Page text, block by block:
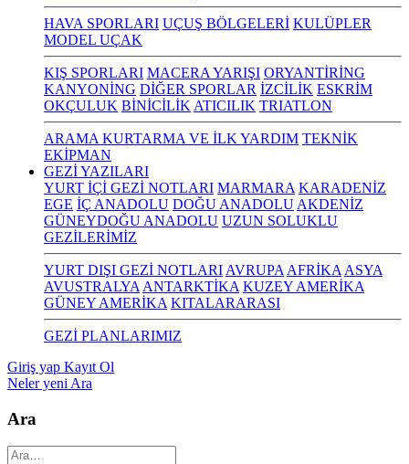
HAVA SPORLARI UÇUŞ BÖLGELERİ KULÜPLER
MODEL UÇAK
KIŞ SPORLARI MACERA YARIŞI ORYANTİRİNG
KANYONİNG DİĞER SPORLAR İZCİLİK ESKRİM
OKÇULUK BİNİCİLİK ATICILIK TRIATLON
ARAMA KURTARMA VE İLK YARDIM TEKNİK
EKİPMAN
GEZİ YAZILARI
YURT İÇİ GEZİ NOTLARI MARMARA KARADENİZ
EGE İÇ ANADOLU DOĞU ANADOLU AKDENİZ
GÜNEYDOĞU ANADOLU UZUN SOLUKLU
GEZİLERİMİZ
YURT DIŞI GEZİ NOTLARI AVRUPA AFRİKA ASYA
AVUSTRALYA ANTARKTİKA KUZEY AMERİKA
GÜNEY AMERİKA KITALARARASI
GEZİ PLANLARIMIZ
Giriş yap Kayıt Ol
Neler yeni Ara
Ara